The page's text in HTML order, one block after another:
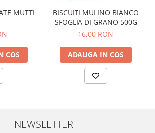
MUTTI
COS
BISCUITI MULINO BIANCO
SFOGLIA DI GRANO 500G
16,00 RON
ADAUGA IN COS
NEWSLETTER